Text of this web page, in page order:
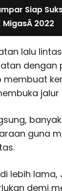
Siap
2022
lalu
dengan
membuat
jalur
guna
lebih
demi